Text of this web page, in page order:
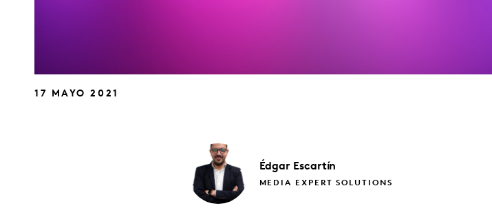
17 MAYO 2021
Édgar Escartín
MEDIA EXPERT SOLUTIONS